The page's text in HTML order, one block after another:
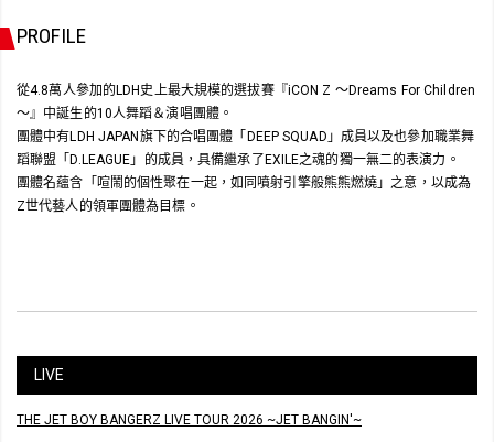
PROFILE
從4.8萬人參加的LDH史上最大規模的選拔賽『iCON Z 〜Dreams For Children
〜』中誕生的10人舞蹈＆演唱團體。
團體中有LDH JAPAN旗下的合唱團體「DEEP SQUAD」成員以及也參加職業舞
蹈聯盟「D.LEAGUE」的成員，具備繼承了EXILE之魂的獨一無二的表演力。
團體名蘊含「喧鬧的個性聚在一起，如同噴射引擎般熊熊燃燒」之意，以成為
Z世代藝人的領軍團體為目標。
LIVE
THE JET BOY BANGERZ LIVE TOUR 2026 ~JET BANGIN'~